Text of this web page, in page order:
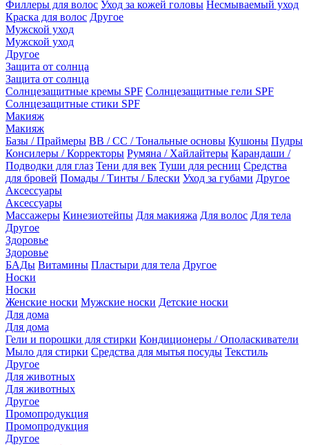
Филлеры для волос Уход за кожей головы Несмываемый уход
Краска для волос Другое
Мужской уход
Мужской уход
Другое
Защита от солнца
Защита от солнца
Солнцезащитные кремы SPF Солнцезащитные гели SPF
Солнцезащитные стики SPF
Макияж
Макияж
Базы / Праймеры BB / CC / Тональные основы Кушоны Пудры
Консилеры / Корректоры Румяна / Хайлайтеры Карандаши /
Подводки для глаз Тени для век Туши для ресниц Средства
для бровей Помады / Тинты / Блески Уход за губами Другое
Аксессуары
Аксессуары
Массажеры Кинезиотейпы Для макияжа Для волос Для тела
Другое
Здоровье
Здоровье
БАДы Витамины Пластыри для тела Другое
Носки
Носки
Женские носки Мужские носки Детские носки
Для дома
Для дома
Гели и порошки для стирки Кондиционеры / Ополаскиватели
Мыло для стирки Средства для мытья посуды Текстиль
Другое
Для животных
Для животных
Другое
Промопродукция
Промопродукция
Другое